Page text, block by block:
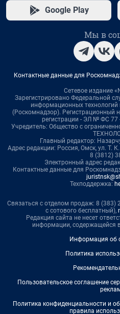
Google Play
Мы в
Контактные данные для
Сетевое издание
Зарегистрировано Федеральной
информационных
(Роскомнадзор). Регистрационный
регистрации - ЭЛ № ФС 77
Учредитель: Общество с
Главный редактор:
Адрес редакции: Россия, Омск, ул. Т.
8 (3812)
Электронный адрес
Контактные данные для
Техподдержка:
Связаться с отделом продаж: 8 (383)
с сотового бесплатный),
Редакция сайта не несет
информации, содержащейся
Информация об
Политика
Пользовательское соглашение
Политика конфиденциальности и
правила